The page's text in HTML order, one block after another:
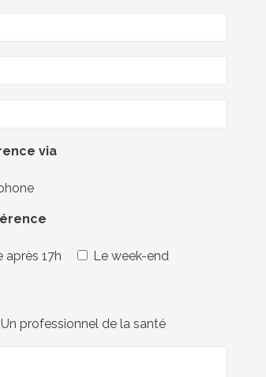
via
après 17h Le week-end
Un professionnel de la santé